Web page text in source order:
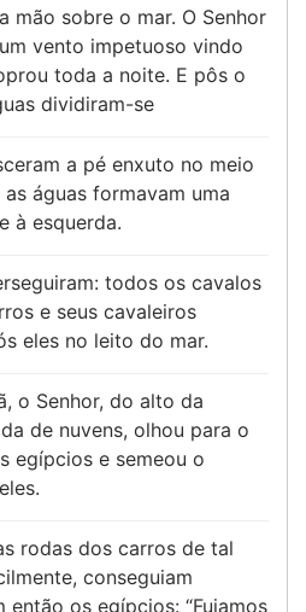
mão sobre o mar. O Senhor
vento impetuoso vindo
toda a noite. E pôs o
dividiram-se
a pé enxuto no meio
águas formavam uma
à esquerda.
todos os cavalos
e seus cavaleiros
eles no leito do mar.
o Senhor, do alto da
de nuvens, olhou para o
egípcios e semeou o
rodas dos carros de tal
conseguiam
então os egípcios: “Fujamos